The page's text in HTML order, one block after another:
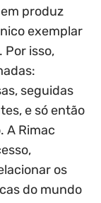
produz
exemplar
isso,
seguidas
e só então
A Rimac
os
do mundo